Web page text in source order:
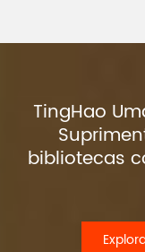
TingHao
bibliotecas